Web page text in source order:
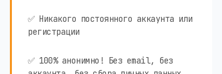
✅ Никакого постоянного аккаунта или
регистрации
✅ 100% анонимно! Без email, без